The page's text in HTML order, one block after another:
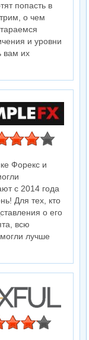
попасть в
о чем
и уровни
вам их
Форекс и
с 2014 года
Для тех, кто
о его
всю
лучше